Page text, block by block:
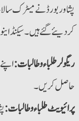
کر دیئے گئے ہیں۔ سیکنڈ
ریگولر طلباء وطالبات:
حاصل کریں۔
پرائیویٹ طلباء وطالبات: